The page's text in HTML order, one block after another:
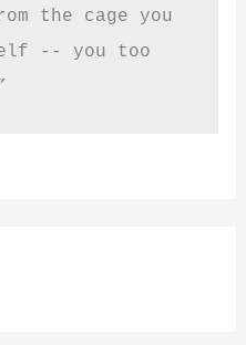
the cage you
-- you too